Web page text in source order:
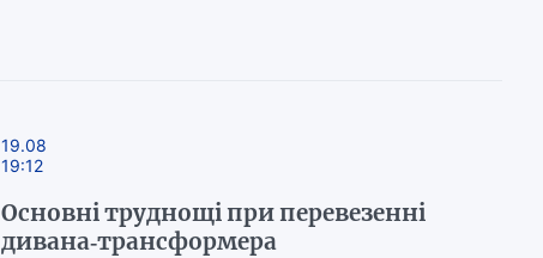
19.08
19:12
Основні труднощі при перевезенні
дивана-трансформера